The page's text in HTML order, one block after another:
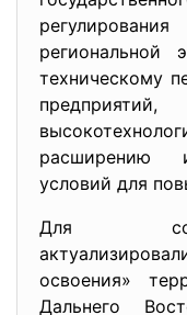
региональной
техническому
расширению
условий для
Для
освоения»
Дальнего